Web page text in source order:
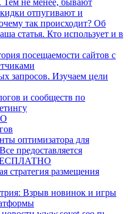
Тем не менее, бывают
отпугивают и
так происходит? Об
статья. Кто использует и в
посещаемости сайтов с
запросов. Изучаем цели
и сообществ по
оптимизатора для
предоставляется
стратегия размещения
Взрыв новинок и игры